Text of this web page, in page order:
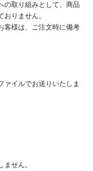
の取り組みとして、商品
りません。
客様は、ご注文時に備考
イルでお送りいたしま
せん。